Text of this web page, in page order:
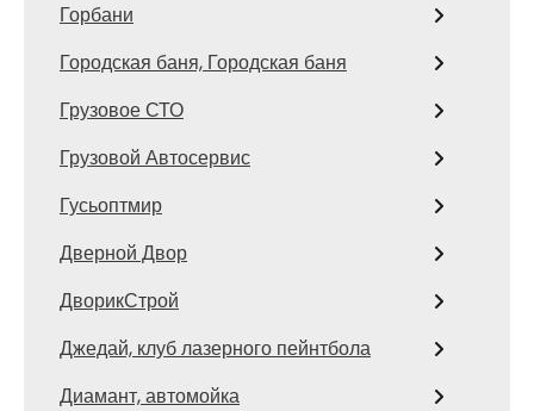
Горбани
Городская баня, Городская баня
Грузовое СТО
Грузовой Автосервис
Гусьоптмир
Дверной Двор
ДворикСтрой
Джедай, клуб лазерного пейнтбола
Диамант, автомойка